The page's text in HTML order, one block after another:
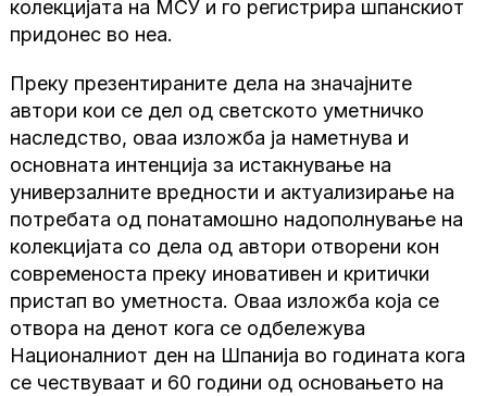
колекцијата на МСУ и го регистрира шпанскиот
придонес во неа.
Преку презентираните дела на значајните
автори кои се дел од светското уметничко
наследство, оваа изложба ја наметнува и
основната интенција за истакнување на
универзалните вредности и актуализирање на
потребата од понатамошно надополнување на
колекцијата со дела од автори отворени кон
современоста преку иновативен и критички
пристап во уметноста. Оваа изложба која се
отвора на денот кога се одбележува
Националниот ден на Шпанија во годината кога
се чествуваат и 60 години од основањето на